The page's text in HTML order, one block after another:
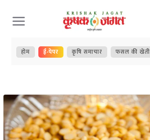
Skip
to
content
होम ई-पेपर कृषि समाचार फसल की खेती